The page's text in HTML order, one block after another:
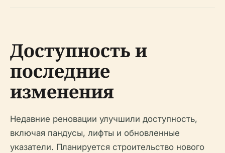
Доступность и
последние
изменения
Недавние реновации улучшили доступность,
включая пандусы, лифты и обновленные
указатели. Планируется строительство нового